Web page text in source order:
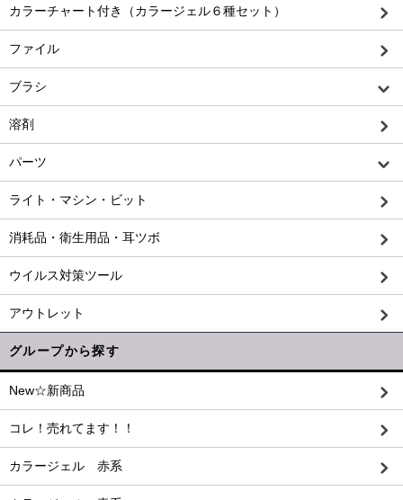
カラーチャート付き（カラージェル６種セット）
ファイル
ブラシ
溶剤
パーツ
ライト・マシン・ビット
消耗品・衛生用品・耳ツボ
ウイルス対策ツール
アウトレット
グループから探す
New☆新商品
コレ！売れてます！！
カラージェル 赤系